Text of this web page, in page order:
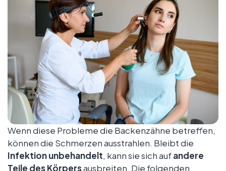
Wenn diese Probleme die Backenzähne betreffen,
können die Schmerzen ausstrahlen. Bleibt die
Infektion unbehandelt, kann sie sich aufandere
Teile des Körpersausbreiten. Die folgenden